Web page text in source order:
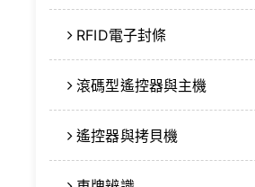
RFID電子封條
滾碼型遙控器與主機
遙控器與拷貝機